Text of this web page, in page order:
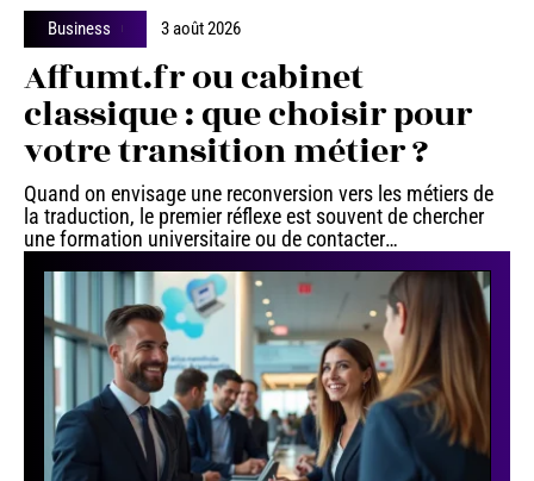
Business 3 août 2026
Affumt.fr ou cabinet
classique : que choisir pour
votre transition métier ?
Quand on envisage une reconversion vers les métiers de
la traduction, le premier réflexe est souvent de chercher
une formation universitaire ou de contacter…